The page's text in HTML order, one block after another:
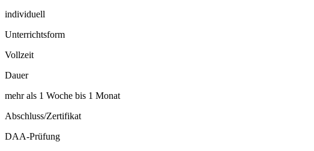
individuell
Unterrichtsform
Vollzeit
Dauer
mehr als 1 Woche bis 1 Monat
Abschluss/Zertifikat
DAA-Prüfung